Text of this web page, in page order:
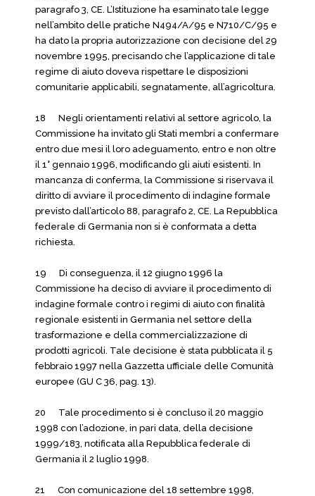
paragrafo 3, CE. L’Istituzione ha esaminato tale legge
nell’ambito delle pratiche N494/A/95 e N710/C/95 e
ha dato la propria autorizzazione con decisione del 29
novembre 1995, precisando che l’applicazione di tale
regime di aiuto doveva rispettare le disposizioni
comunitarie applicabili, segnatamente, all’agricoltura.
18 Negli orientamenti relativi al settore agricolo, la
Commissione ha invitato gli Stati membri a confermare
entro due mesi il loro adeguamento, entro e non oltre
il 1° gennaio 1996, modificando gli aiuti esistenti. In
mancanza di conferma, la Commissione si riservava il
diritto di avviare il procedimento di indagine formale
previsto dall’articolo 88, paragrafo 2, CE. La Repubblica
federale di Germania non si è conformata a detta
richiesta.
19 Di conseguenza, il 12 giugno 1996 la
Commissione ha deciso di avviare il procedimento di
indagine formale contro i regimi di aiuto con finalità
regionale esistenti in Germania nel settore della
trasformazione e della commercializzazione di
prodotti agricoli. Tale decisione è stata pubblicata il 5
febbraio 1997 nella Gazzetta ufficiale delle Comunità
europee (GU C 36, pag. 13).
20 Tale procedimento si è concluso il 20 maggio
1998 con l’adozione, in pari data, della decisione
1999/183, notificata alla Repubblica federale di
Germania il 2 luglio 1998.
21 Con comunicazione del 18 settembre 1998,